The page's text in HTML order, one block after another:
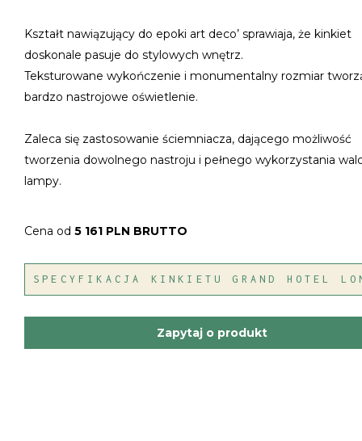
Kształt nawiązujący do epoki art deco’ sprawiaja, że kinkiet
doskonale pasuje do stylowych wnętrz.
Teksturowane wykończenie i monumentalny rozmiar
bardzo nastrojowe oświetlenie.
Zaleca się zastosowanie ściemniacza, dającego możliwość
tworzenia dowolnego nastroju i pełnego wykorzystania
lampy.
Cena od 5 161 PLN BRUTTO
SPECYFIKACJA KINKIETU GRAND HOTEL
Zapytaj o produkt